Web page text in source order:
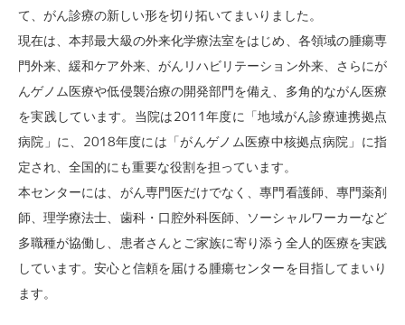
て、がん診療の新しい形を切り拓いてまいりました。
現在は、本邦最大級の外来化学療法室をはじめ、各領域の腫瘍専
門外来、緩和ケア外来、がんリハビリテーション外来、さらにが
んゲノム医療や低侵襲治療の開発部門を備え、多角的ながん医療
を実践しています。当院は2011年度に「地域がん診療連携拠点
病院」に、2018年度には「がんゲノム医療中核拠点病院」に指
定され、全国的にも重要な役割を担っています。
本センターには、がん専門医だけでなく、專門看護師、專門薬剤
師、理学療法士、歯科・口腔外科医師、ソーシャルワーカーなど
多職種が協働し、患者さんとご家族に寄り添う全人的医療を実践
しています。安心と信頼を届ける腫瘍センターを目指してまいり
ます。